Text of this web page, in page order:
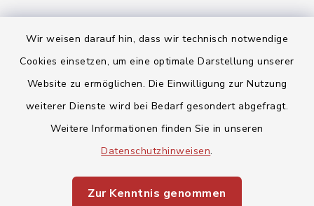
Wir weisen darauf hin, dass wir technisch notwendige
Cookies einsetzen, um eine optimale Darstellung unserer
Website zu ermöglichen. Die Einwilligung zur Nutzung
weiterer Dienste wird bei Bedarf gesondert abgefragt.
Weitere Informationen finden Sie in unseren
Datenschutzhinweisen.
Zur Kenntnis genommen
Barrierefreiheit